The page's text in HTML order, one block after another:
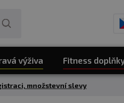
výživa Fitness
množstevní slevy